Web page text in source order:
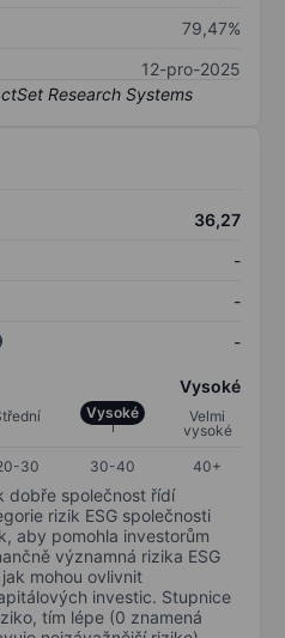
79,47%
12-pro-2025
36,27
-
-
-
Vysoké
Vysoké
Velmi
vysoké
30 30-40 40+
dobře společnost řídí
rizik ESG společnosti
aby pomohla investorům
významná rizika ESG
mohou ovlivnit
investic. Stupnice
tím lépe (0 znamená